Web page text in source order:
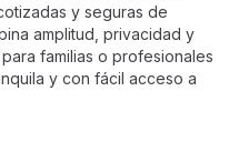
y seguras de
amplitud, privacidad y
familias o profesionales
y con fácil acceso a